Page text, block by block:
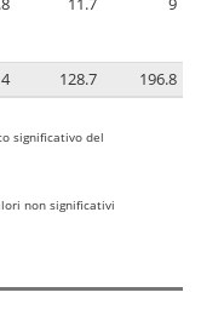
11.7 9
128.7 196.8
significativo del
non significativi